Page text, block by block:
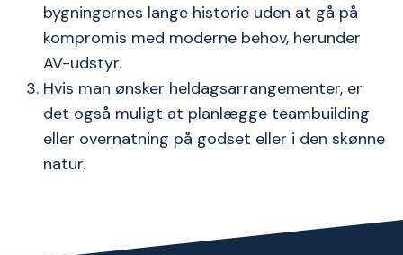
bygningernes lange historie uden at gå på
kompromis med moderne behov, herunder
AV-udstyr.
Hvis man ønsker heldagsarrangementer, er
det også muligt at planlægge teambuilding
eller overnatning på godset eller i den skønne
natur.